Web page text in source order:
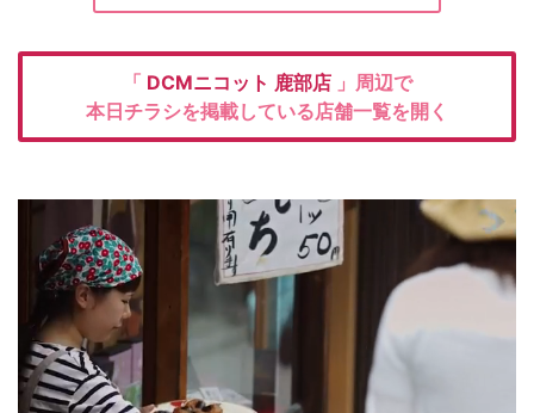
「 DCMニコット 鹿部店 」周辺で
本日チラシを掲載している店舗一覧を開く